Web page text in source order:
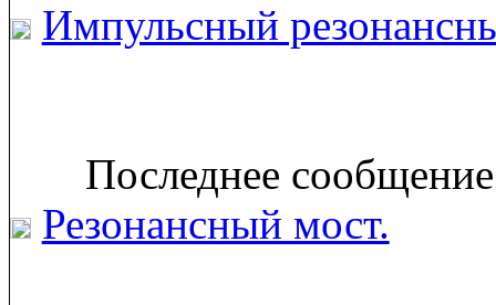
Импульсный
Последнее
Резонансный мост.